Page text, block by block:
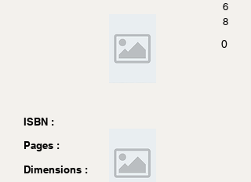
6
8
0
ISBN :
Pages :
Dimensions :